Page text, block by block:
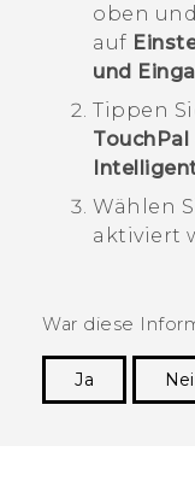
oben
auf
und
Tippen
TouchPal
Wählen
aktiviert
War diese
Ja